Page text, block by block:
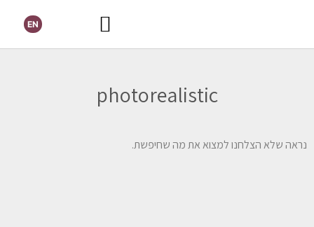
EN
photorealistic
נראה שלא הצלחנו למצוא את מה שחיפשת.